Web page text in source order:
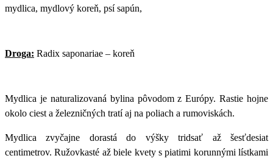
mydlica, mydlový koreň, psí sapún,
Droga: Radix saponariae – koreň
Mydlica je naturalizovaná bylina pôvodom z Európy. Rastie hojne
okolo ciest a železničných tratí aj na poliach a rumoviskách.
Mydlica zvyčajne dorastá do výšky tridsať až šesťdesiat
centimetrov. Ružovkasté až biele kvety s piatimi korunnými lístkami